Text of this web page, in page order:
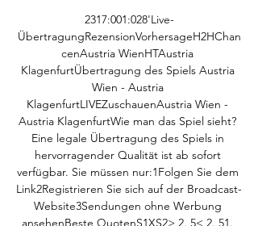
2317:001:028'Live-
ÜbertragungRezensionVorhersageH2HChan
cenAustria WienHTAustria
KlagenfurtÜbertragung des Spiels Austria
Wien - Austria
KlagenfurtLIVEZuschauenAustria Wien -
Austria KlagenfurtWie man das Spiel sieht?
Eine legale Übertragung des Spiels in
hervorragender Qualität ist ab sofort
verfügbar. Sie müssen nur:1Folgen Sie dem
Link2Registrieren Sie sich auf der Broadcast-
Website3Sendungen ohne Werbung
ansehenBeste QuotenS1XS2> 2. 5< 2. 51.